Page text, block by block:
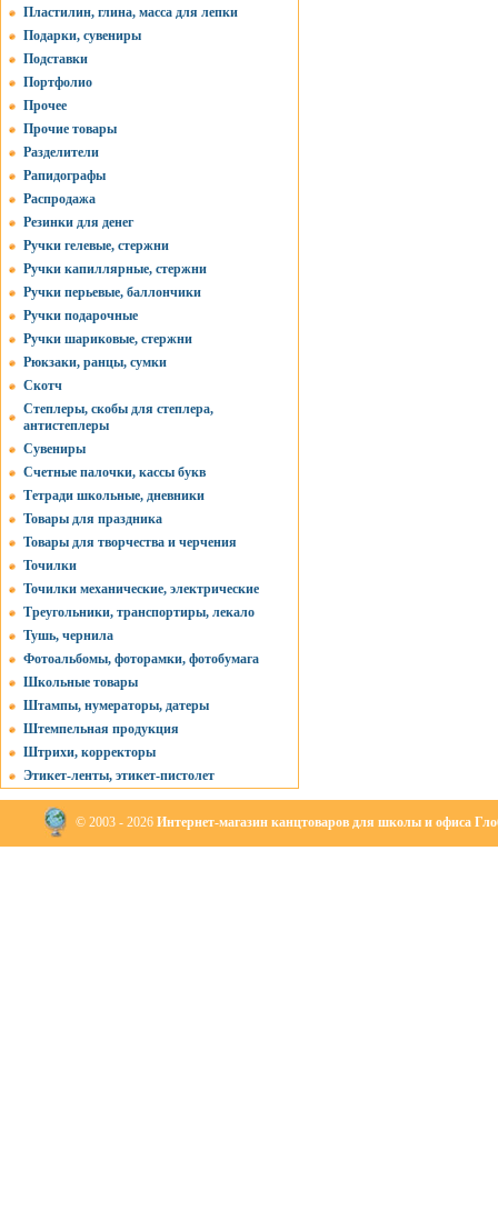
Пластилин, глина, масса для лепки
Подарки, сувениры
Подставки
Портфолио
Прочее
Прочие товары
Разделители
Рапидографы
Распродажа
Резинки для денег
Ручки гелевые, стержни
Ручки капиллярные, стержни
Ручки перьевые, баллончики
Ручки подарочные
Ручки шариковые, стержни
Рюкзаки, ранцы, сумки
Скотч
Степлеры, скобы для степлера,
антистеплеры
Сувениры
Счетные палочки, кассы букв
Тетради школьные, дневники
Товары для праздника
Товары для творчества и черчения
Точилки
Точилки механические, электрические
Треугольники, транспортиры, лекало
Тушь, чернила
Фотоальбомы, фоторамки, фотобумага
Школьные товары
Штампы, нумераторы, датеры
Штемпельная продукция
Штрихи, корректоры
Этикет-ленты, этикет-пистолет
© 2003 - 2026 Интернет-магазин канцтоваров для школы и офиса